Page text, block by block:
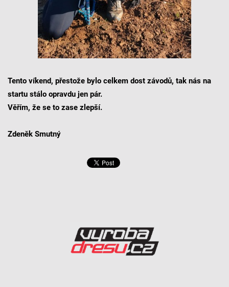
Tento víkend, přestože bylo celkem dost závodů, tak nás na
startu stálo opravdu jen pár.
Věřím, že se to zase zlepší.
Zdeněk Smutný